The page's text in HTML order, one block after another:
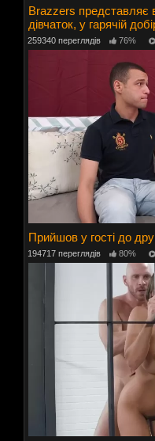
Brazzers представляє
дівчаток, у гарячій
259340 переглядів 76%
Прийшов у гості до
194717 переглядів 80%